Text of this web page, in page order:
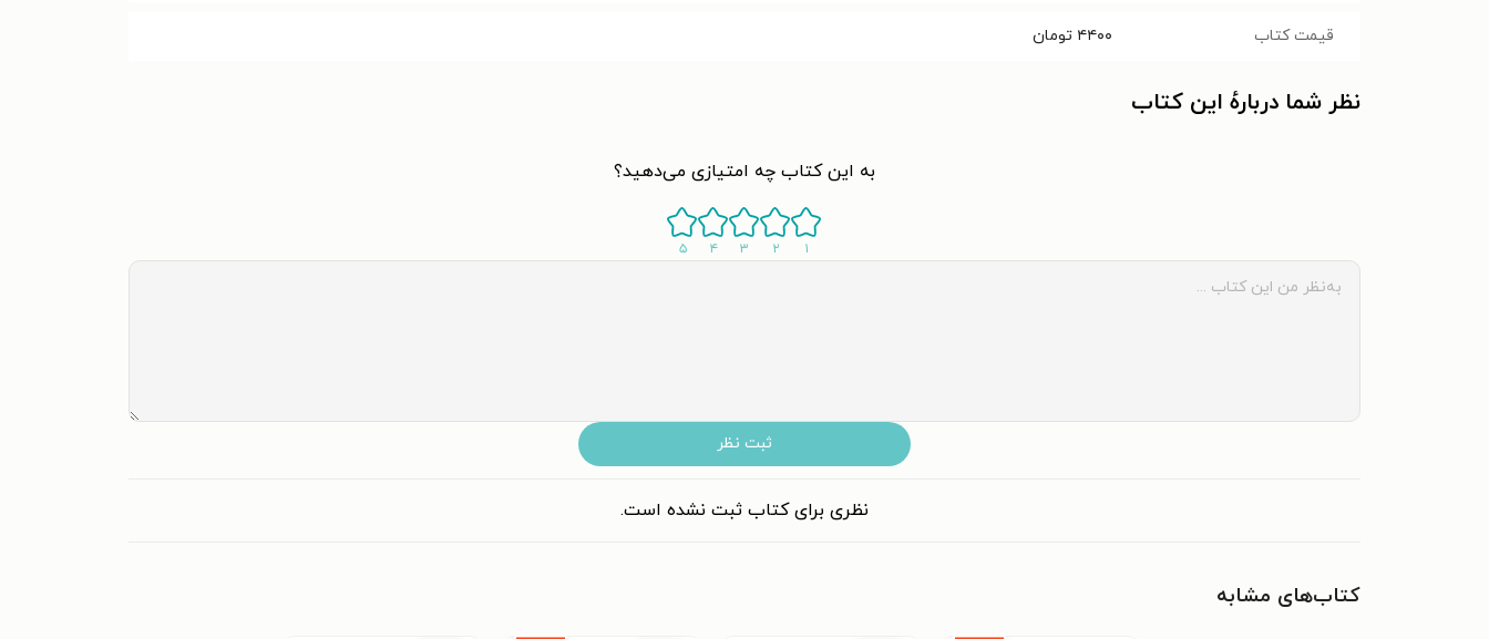
قیمت کتاب ۴۴۰۰ تومان
نظر شما دربارهٔ این کتاب
به این کتاب چه امتیازی می‌دهید؟
۱ ۲ ۳ ۴ ۵
ثبت نظر
نظری برای کتاب ثبت نشده است.
کتاب‌های مشابه